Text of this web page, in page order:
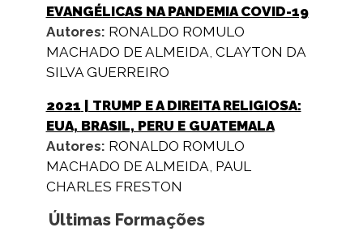
EVANGÉLICAS NA PANDEMIA COVID-19
Autores: RONALDO ROMULO
MACHADO DE ALMEIDA CLAYTON DA
SILVA GUERREIRO
2021 | TRUMP E A DIREITA RELIGIOSA:
EUA, BRASIL, PERU E GUATEMALA
Autores: RONALDO ROMULO
MACHADO DE ALMEIDA PAUL
CHARLES FRESTON
Últimas Formações